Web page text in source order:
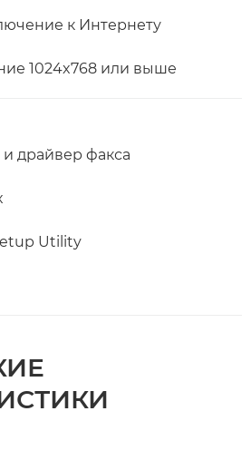
к Интернету
1024x768 или выше
драйвер факса
Utility